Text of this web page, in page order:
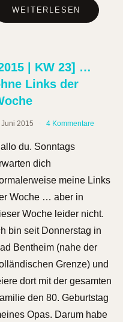
WEITERLESEN
| KW 23] …
Links der
Juni 2015 4 Kommentare
du. Sonntags
dich
meine Links
Woche … aber in
Woche leider nicht.
bin seit Donnerstag in
Bentheim (nahe der
Grenze) und
dort mit der gesamten
den 80. Geburtstag
Opas. Darum habe